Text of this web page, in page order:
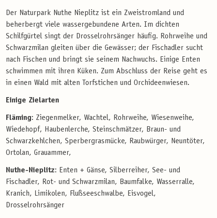
Der Naturpark Nuthe Nieplitz ist ein Zweistromland und
beherbergt viele wassergebundene Arten. Im dichten
Schilfgürtel singt der Drosselrohrsänger häufig. Rohrweihe und
Schwarzmilan gleiten über die Gewässer; der Fischadler sucht
nach Fischen und bringt sie seinem Nachwuchs. Einige Enten
schwimmen mit ihren Küken. Zum Abschluss der Reise geht es
in einen Wald mit alten Torfstichen und Orchideenwiesen.
Einige Zielarten
Fläming: Ziegenmelker, Wachtel, Rohrweihe, Wiesenweihe,
Wiedehopf, Haubenlerche, Steinschmätzer, Braun- und
Schwarzkehlchen, Sperbergrasmücke, Raubwürger, Neuntöter,
Ortolan, Grauammer,
Nuthe-Nieplitz: Enten + Gänse, Silberreiher, See- und
Fischadler, Rot- und Schwarzmilan, Baumfalke, Wasserralle,
Kranich, Limikolen, Flußseeschwalbe, Eisvogel,
Drosselrohrsänger